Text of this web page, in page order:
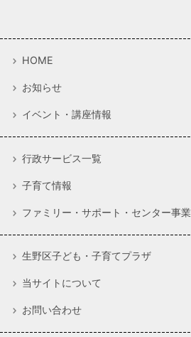
HOME
お知らせ
イベント・講座情報
行政サービス一覧
子育て情報
ファミリー・サポート・センター事業
生野区子ども・子育てプラザ
当サイトについて
お問い合わせ